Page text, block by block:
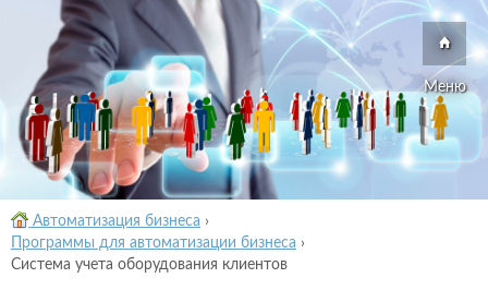
Меню
Автоматизация бизнеса ›
Программы для автоматизации бизнеса ›
Система учета оборудования клиентов